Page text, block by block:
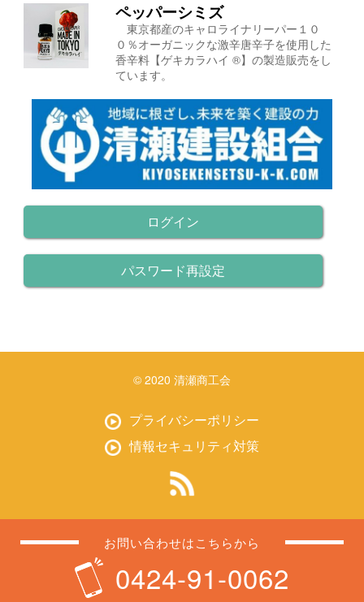
ペッパーシミズ
東京都産のキャロライナリーパー１０
０％オーガニックな激辛唐辛子を使用した
香辛料【ゲキカラハイ ®】の製造販売をし
ています。
ログイン
パスワード再設定
© 2020 清瀬商工会
プライバシーポリシー
情報セキュリティ対策
お問い合わせはこちらから
0424-91-0062